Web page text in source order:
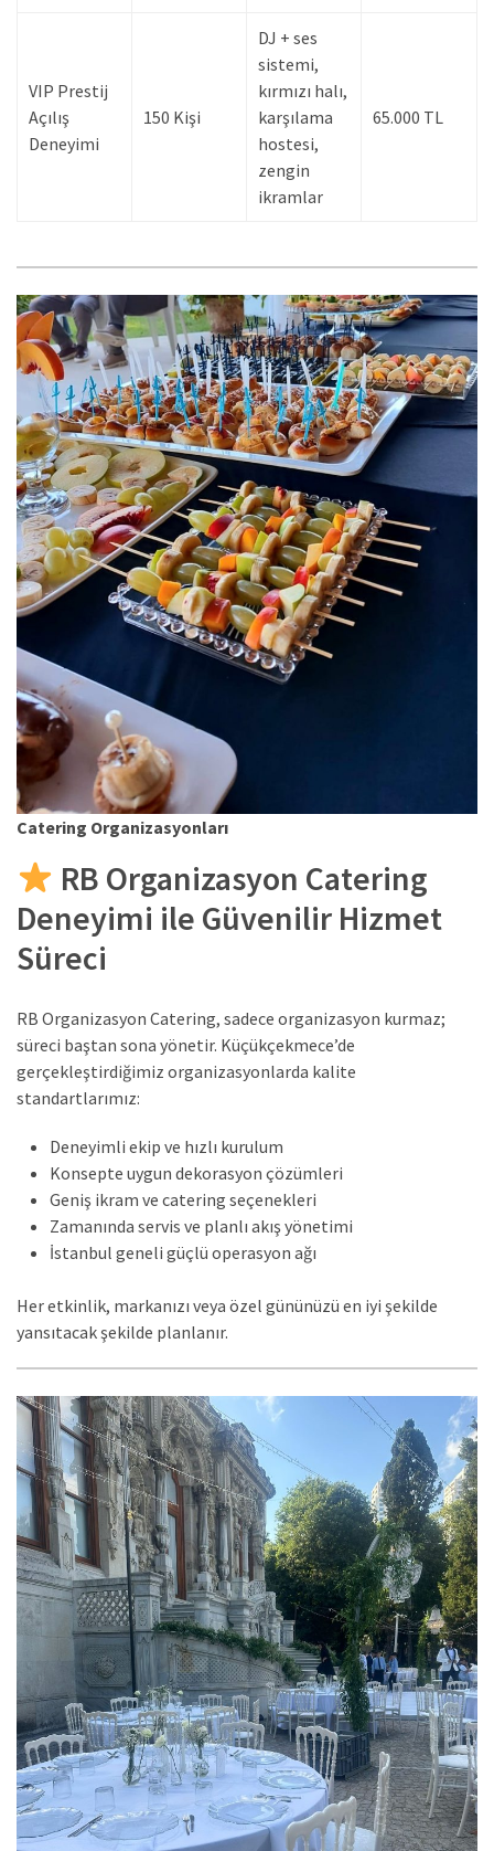
VIP Prestij
Açılış
Deneyimi
150 Kişi
DJ + ses
sistemi,
kırmızı halı,
karşılama
hostesi,
zengin
ikramlar
65.000 TL
Catering Organizasyonları
RB Organizasyon Catering
Deneyimi ile Güvenilir Hizmet
Süreci
RB Organizasyon Catering, sadece organizasyon kurmaz;
süreci baştan sona yönetir. Küçükçekmece’de
gerçekleştirdiğimiz organizasyonlarda kalite
standartlarımız:
Deneyimli ekip ve hızlı kurulum
Konsepte uygun dekorasyon çözümleri
Geniş ikram ve catering seçenekleri
Zamanında servis ve planlı akış yönetimi
İstanbul geneli güçlü operasyon ağı
Her etkinlik, markanızı veya özel gününüzü en iyi şekilde
yansıtacak şekilde planlanır.